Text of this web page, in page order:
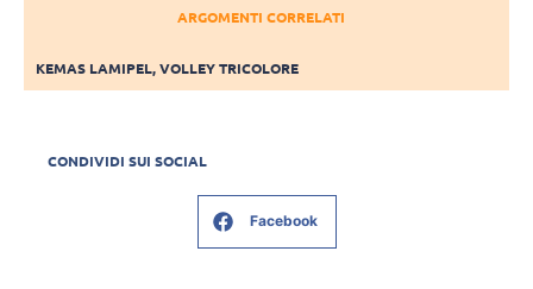
ARGOMENTI CORRELATI
KEMAS LAMIPEL,VOLLEY TRICOLORE
CONDIVIDI SUI SOCIAL
Facebook